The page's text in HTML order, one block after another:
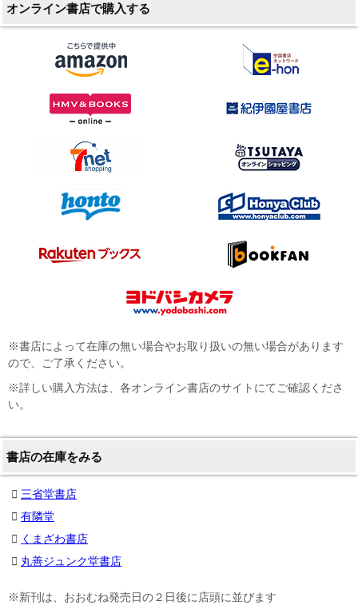
オンライン書店で購入する
※書店によって在庫の無い場合やお取り扱いの無い場合があります
ので、ご了承ください。
※詳しい購入方法は、各オンライン書店のサイトにてご確認くださ
い。
書店の在庫をみる
三省堂書店
有隣堂
くまざわ書店
丸善ジュンク堂書店
※新刊は、おおむね発売日の２日後に店頭に並びます